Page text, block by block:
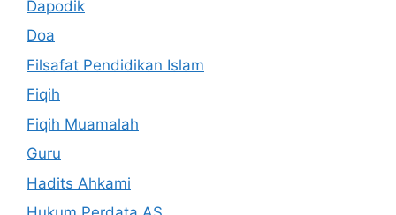
Dapodik
Doa
Filsafat Pendidikan Islam
Fiqih
Fiqih Muamalah
Guru
Hadits Ahkami